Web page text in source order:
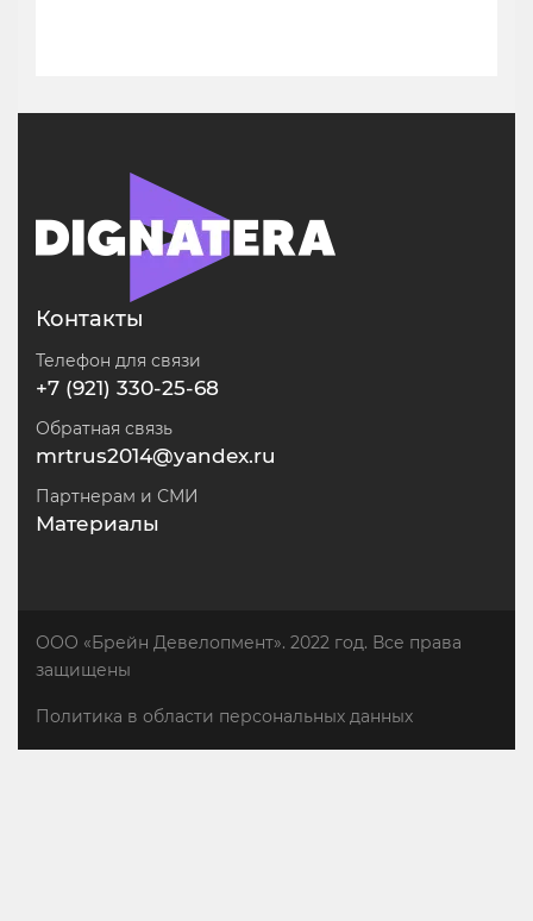
Контакты
Телефон для связи
+7 (921) 330-25-68
Обратная связь
mrtrus2014@yandex.ru
Партнерам и СМИ
Материалы
ООО «Брейн Девелопмент». 2022 год. Все права
защищены
Политика в области персональных данных